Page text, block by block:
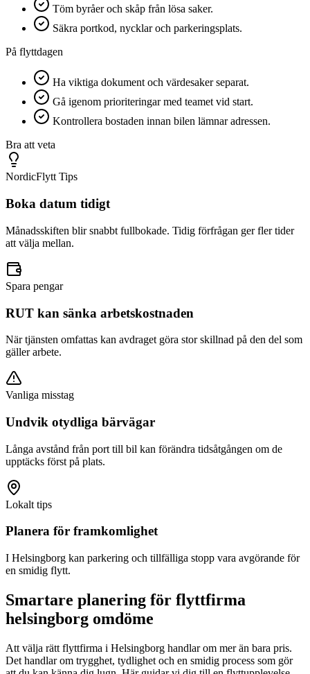
Töm byråer och skåp från lösa saker.
Säkra portkod, nycklar och parkeringsplats.
På flyttdagen
Ha viktiga dokument och värdesaker separat.
Gå igenom prioriteringar med teamet vid start.
Kontrollera bostaden innan bilen lämnar adressen.
Bra att veta
NordicFlytt Tips
Boka datum tidigt
Månadsskiften blir snabbt fullbokade. Tidig förfrågan ger fler tider
att välja mellan.
Spara pengar
RUT kan sänka arbetskostnaden
När tjänsten omfattas kan avdraget göra stor skillnad på den del som
gäller arbete.
Vanliga misstag
Undvik otydliga bärvägar
Långa avstånd från port till bil kan förändra tidsåtgången om de
upptäcks först på plats.
Lokalt tips
Planera för framkomlighet
I Helsingborg kan parkering och tillfälliga stopp vara avgörande för
en smidig flytt.
Smartare planering för flyttfirma
helsingborg omdöme
Att välja rätt flyttfirma i Helsingborg handlar om mer än bara pris.
Det handlar om trygghet, tydlighet och en smidig process som gör